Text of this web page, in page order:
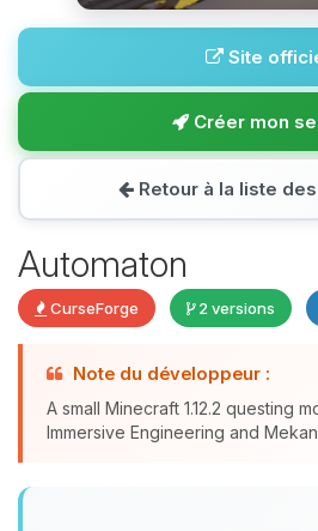
Site
Créer mon
Retour à la liste
Automaton
CurseForge 2 versions
Note du développeur :
A small Minecraft 1.12.2 questing
Immersive Engineering and
Youpi, enfin quelqu’un
parler ! Moi c’est
assistant BoxToPlay.